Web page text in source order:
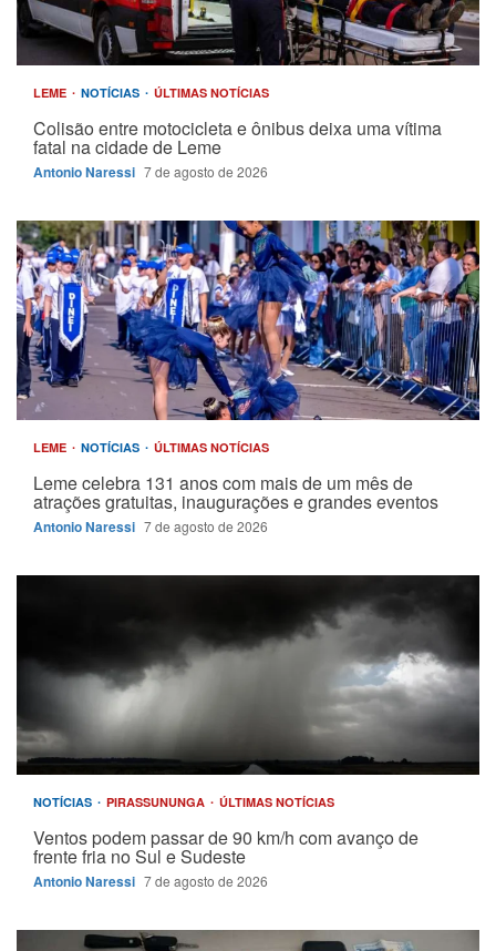
LEME NOTÍCIAS ÚLTIMAS NOTÍCIAS
Colisão entre motocicleta e ônibus deixa uma vítima
fatal na cidade de Leme
Antonio Naressi 7 de agosto de 2026
LEME NOTÍCIAS ÚLTIMAS NOTÍCIAS
Leme celebra 131 anos com mais de um mês de
atrações gratuitas, inaugurações e grandes eventos
Antonio Naressi 7 de agosto de 2026
NOTÍCIAS PIRASSUNUNGA ÚLTIMAS NOTÍCIAS
Ventos podem passar de 90 km/h com avanço de
frente fria no Sul e Sudeste
Antonio Naressi 7 de agosto de 2026